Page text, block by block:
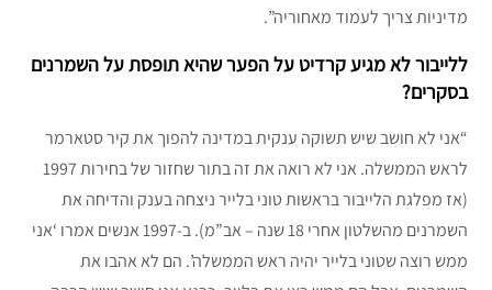
מדיניות צריך לעמוד מאחוריה”.
ללייבור לא מגיע קרדיט על הפער שהיא תופסת על השמרנים
בסקרים?
“אני לא חושב שיש תשוקה ענקית במדינה להפוך את קיר סטארמר
לראש הממשלה. אני לא רואה את זה בתור שחזור של בחירות 1997
(אז מפלגת הלייבור בראשות טוני בלייר ניצחה בענק והדיחה את
השמרנים מהשלטון אחרי 18 שנה – אב”מ). ב-1997 אנשים אמרו ‘אני
ממש רוצה שטוני בלייר יהיה ראש הממשלה’. הם לא אהבו את